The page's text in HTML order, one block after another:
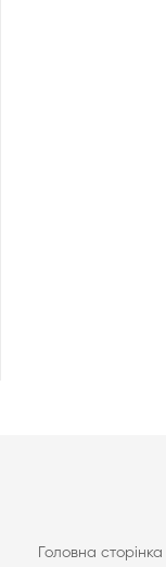
Головна сторінка